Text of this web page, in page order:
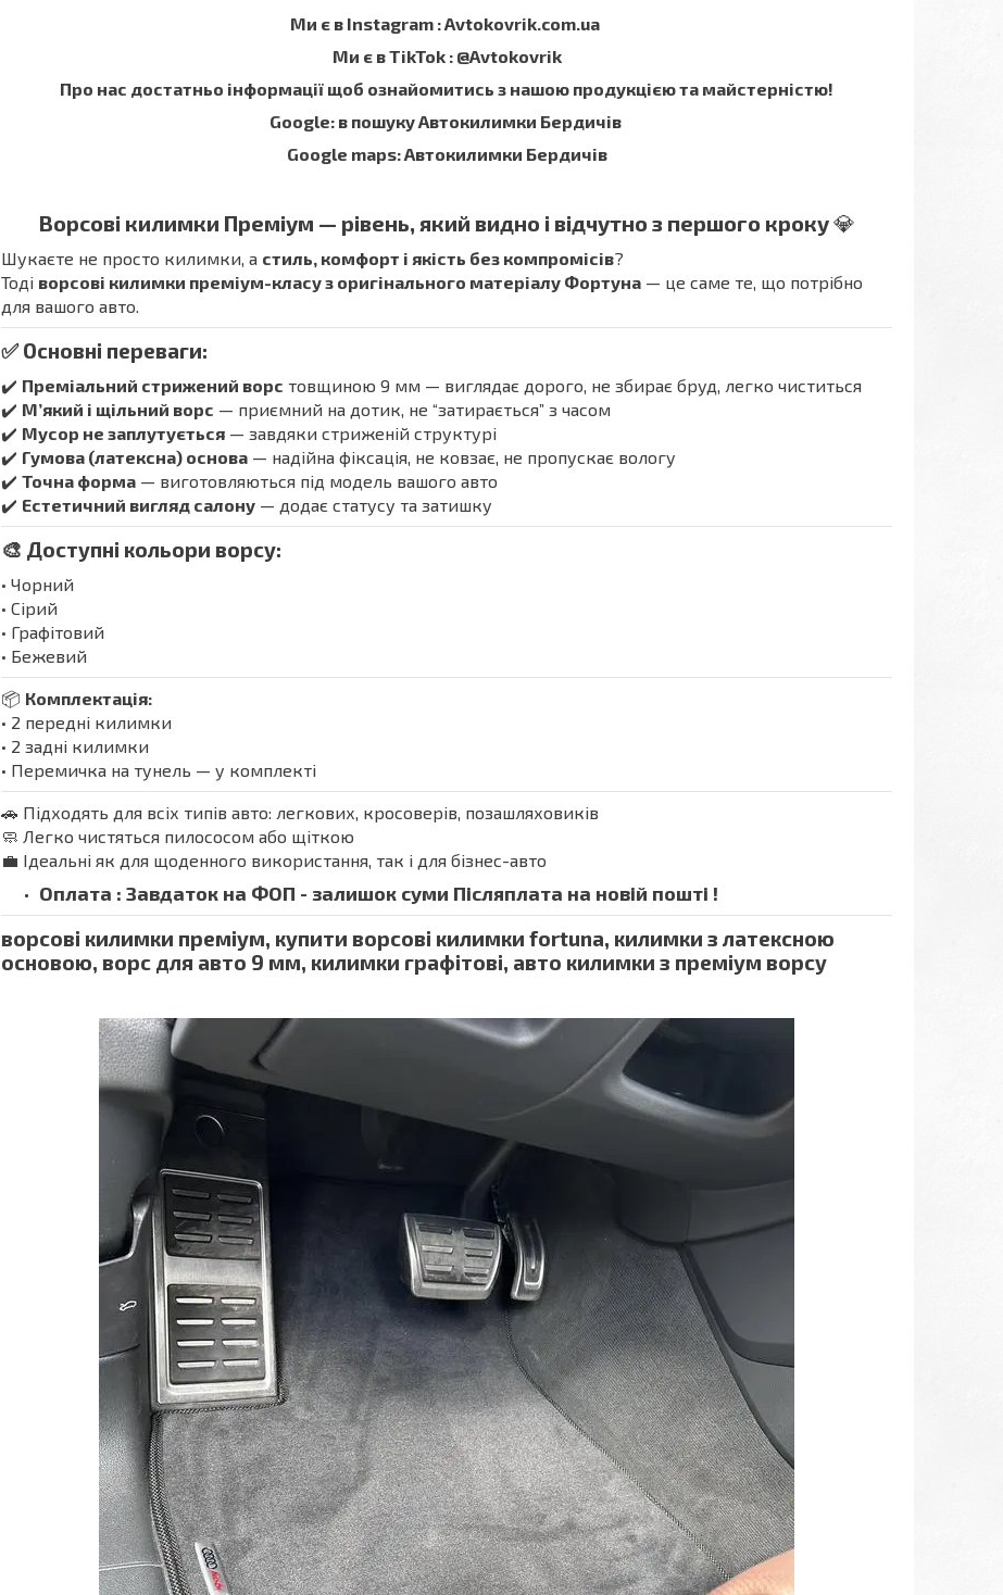
Ми є в Instagram : Avtokovrik.com.ua
Ми є в TikTok : @Avtokovrik
Про нас достатньо інформації щоб ознайомитись з нашою продукцією та майстерністю!
Google: в пошуку Автокилимки Бердичів
Google maps: Автокилимки Бердичів
Ворсові килимки Преміум — рівень, який видно і відчутно з першого кроку💎
Шукаєте не просто килимки, а стиль, комфорт і якість без компромісів?
Тоді ворсові килимки преміум-класу з оригінального матеріалу Фортуна — це саме те, що потрібно
для вашого авто.
✅ Основні переваги:
✔️ Преміальний стрижений ворс товщиною 9 мм — виглядає дорого, не збирає бруд, легко чиститься
✔️ М’який і щільний ворс — приємний на дотик, не “затирається” з часом
✔️ Мусор не заплутується — завдяки стриженій структурі
✔️ Гумова (латексна) основа — надійна фіксація, не ковзає, не пропускає вологу
✔️ Точна форма — виготовляються під модель вашого авто
✔️ Естетичний вигляд салону — додає статусу та затишку
🎨 Доступні кольори ворсу:
• Чорний
• Сірий
• Графітовий
• Бежевий
📦 Комплектація:
• 2 передні килимки
• 2 задні килимки
• Перемичка на тунель — у комплекті
🚗 Підходять для всіх типів авто: легкових, кросоверів, позашляховиків
🧼 Легко чистяться пилососом або щіткою
💼 Ідеальні як для щоденного використання, так і для бізнес-авто
Оплата : Завдаток на ФОП - залишок суми Післяплата на новій пошті !
ворсові килимки преміум, купити ворсові килимки fortuna, килимки з латексною
основою, ворс для авто 9 мм, килимки графітові, авто килимки з преміум ворсу